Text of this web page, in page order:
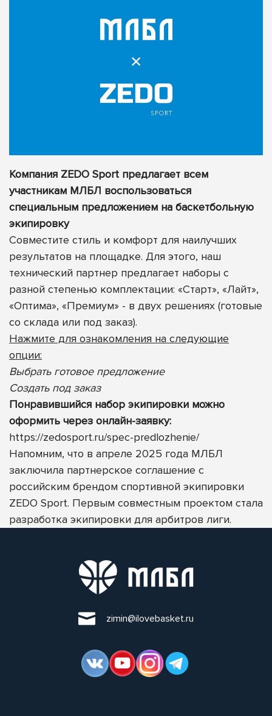
Компания ZEDO Sport предлагает всем
участникам МЛБЛ воспользоваться
специальным предложением на баскетбольную
экипировку
Совместите стиль и комфорт для наилучших
результатов на площадке. Для этого, наш
технический партнер предлагает наборы с
разной степенью комплектации: «Старт», «Лайт»,
«Оптима», «Премиум» - в двух решениях (готовые
со склада или под заказ).
Нажмите для ознакомления на следующие
опции:
Выбрать готовое предложение
Создать под заказ
Понравившийся набор экипировки можно
оформить через онлайн-заявку:
https://zedosport.ru/spec-predlozhenie/
Напомним, что в апреле 2025 года МЛБЛ
заключила партнерское соглашение с
российским брендом спортивной экипировки
ZEDO Sport. Первым совместным проектом стала
разработка экипировки для арбитров лиги.
zimin@ilovebasket.ru